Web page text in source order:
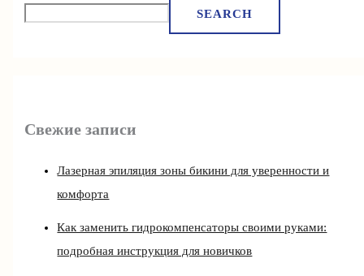
SEARCH
Свежие записи
Лазерная эпиляция зоны бикини для уверенности и
комфорта
Как заменить гидрокомпенсаторы своими руками:
подробная инструкция для новичков